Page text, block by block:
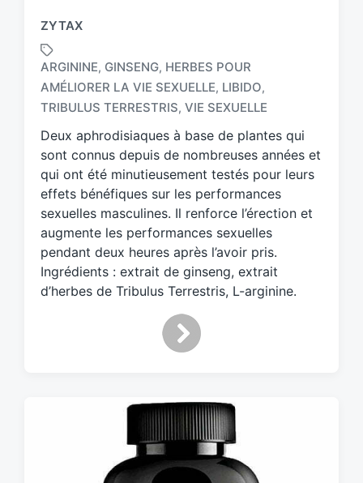
ZYTAX
T
a
g
e
d
w
h
ARGININE, GINSENG, HERBES POUR
AMÉLIORER LA VIE SEXUELLE, LIBIDO,
TRIBULUS TERRESTRIS, VIE SEXUELLE
Deux aphrodisiaques à base de plantes qui
sont connus depuis de nombreuses années et
qui ont été minutieusement testés pour leurs
effets bénéfiques sur les performances
sexuelles masculines. Il renforce l’érection et
augmente les performances sexuelles
pendant deux heures après l’avoir pris.
Ingrédients : extrait de ginseng, extrait
d’herbes de Tribulus Terrestris, L-arginine.